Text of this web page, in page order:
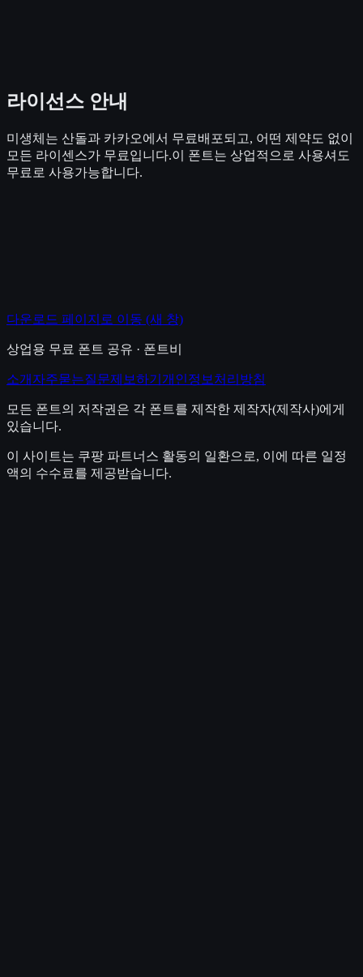
라이선스 안내
미생체는 산돌과 카카오에서 무료배포되고, 어떤 제약도 없이
모든 라이센스가 무료입니다.이 폰트는 상업적으로 사용셔도
무료로 사용가능합니다.
다운로드 페이지로 이동 (새 창)
상업용 무료 폰트 공유 · 폰트비
소개 자주묻는질문제보하기 개인정보처리방침
모든 폰트의 저작권은 각 폰트를 제작한 제작자(제작사)에게
있습니다.
이 사이트는 쿠팡 파트너스 활동의 일환으로, 이에 따른 일정
액의 수수료를 제공받습니다.